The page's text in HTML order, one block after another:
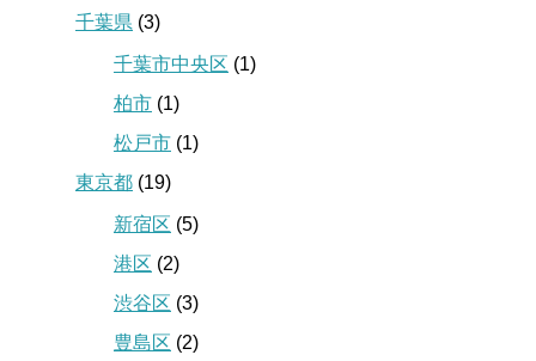
千葉県 (3)
千葉市中央区 (1)
柏市 (1)
松戸市 (1)
東京都 (19)
新宿区 (5)
港区 (2)
渋谷区 (3)
豊島区 (2)